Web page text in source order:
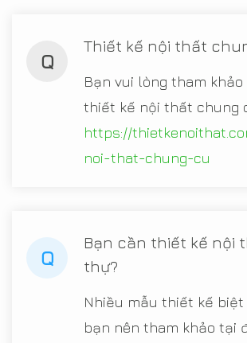
Q
Thiết kế nội thất
Bạn vui lòng tham khảo
thiết kế nội thất chung
https://
noi-that-chung-cu
Q
Bạn cần thiết kế nội
thự?
Nhiều mẫu thiết kế
bạn nên tham khảo tại